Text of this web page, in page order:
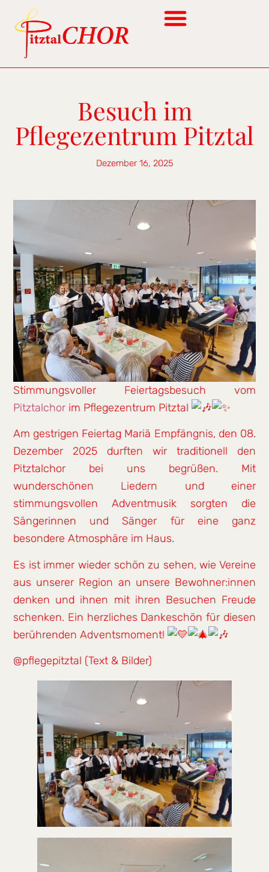
Besuch im
Pflegezentrum Pitztal
Dezember 16, 2025
Stimmungsvoller Feiertagsbesuch vom
Pitztalchor im Pflegezentrum Pitztal
Am gestrigen Feiertag Mariä Empfängnis, den 08.
Dezember 2025 durften wir traditionell den
Pitztalchor bei uns begrüßen. Mit
wunderschönen Liedern und einer
stimmungsvollen Adventmusik sorgten die
Sängerinnen und Sänger für eine ganz
besondere Atmosphäre im Haus.
Es ist immer wieder schön zu sehen, wie Vereine
aus unserer Region an unsere Bewohner:innen
denken und ihnen mit ihren Besuchen Freude
schenken. Ein herzliches Dankeschön für diesen
berührenden Adventsmoment!
@pflegepitztal (Text & Bilder)